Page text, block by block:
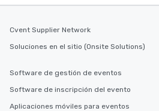
Cvent Supplier Network
Soluciones en el sitio (Onsite Solutions)
Software de gestión de eventos
Software de inscripción del evento
Aplicaciones móviles para eventos